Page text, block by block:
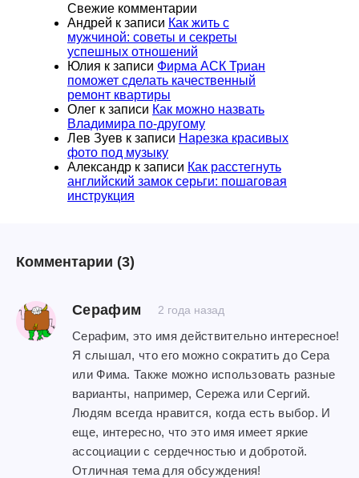
Свежие комментарии
Андрей к записи Как жить с
мужчиной: советы и секреты
успешных отношений
Юлия к записи Фирма АСК Триан
поможет сделать качественный
ремонт квартиры
Олег к записи Как можно назвать
Владимира по-другому
Лев Зуев к записи Нарезка красивых
фото под музыку
Александр к записи Как расстегнуть
английский замок серьги: пошаговая
инструкция
Комментарии (3)
Серафим 2 года назад
Серафим, это имя действительно интересное!
Я слышал, что его можно сократить до Сера
или Фима. Также можно использовать разные
варианты, например, Сережа или Сергий.
Людям всегда нравится, когда есть выбор. И
еще, интересно, что это имя имеет яркие
ассоциации с сердечностью и добротой.
Отличная тема для обсуждения!